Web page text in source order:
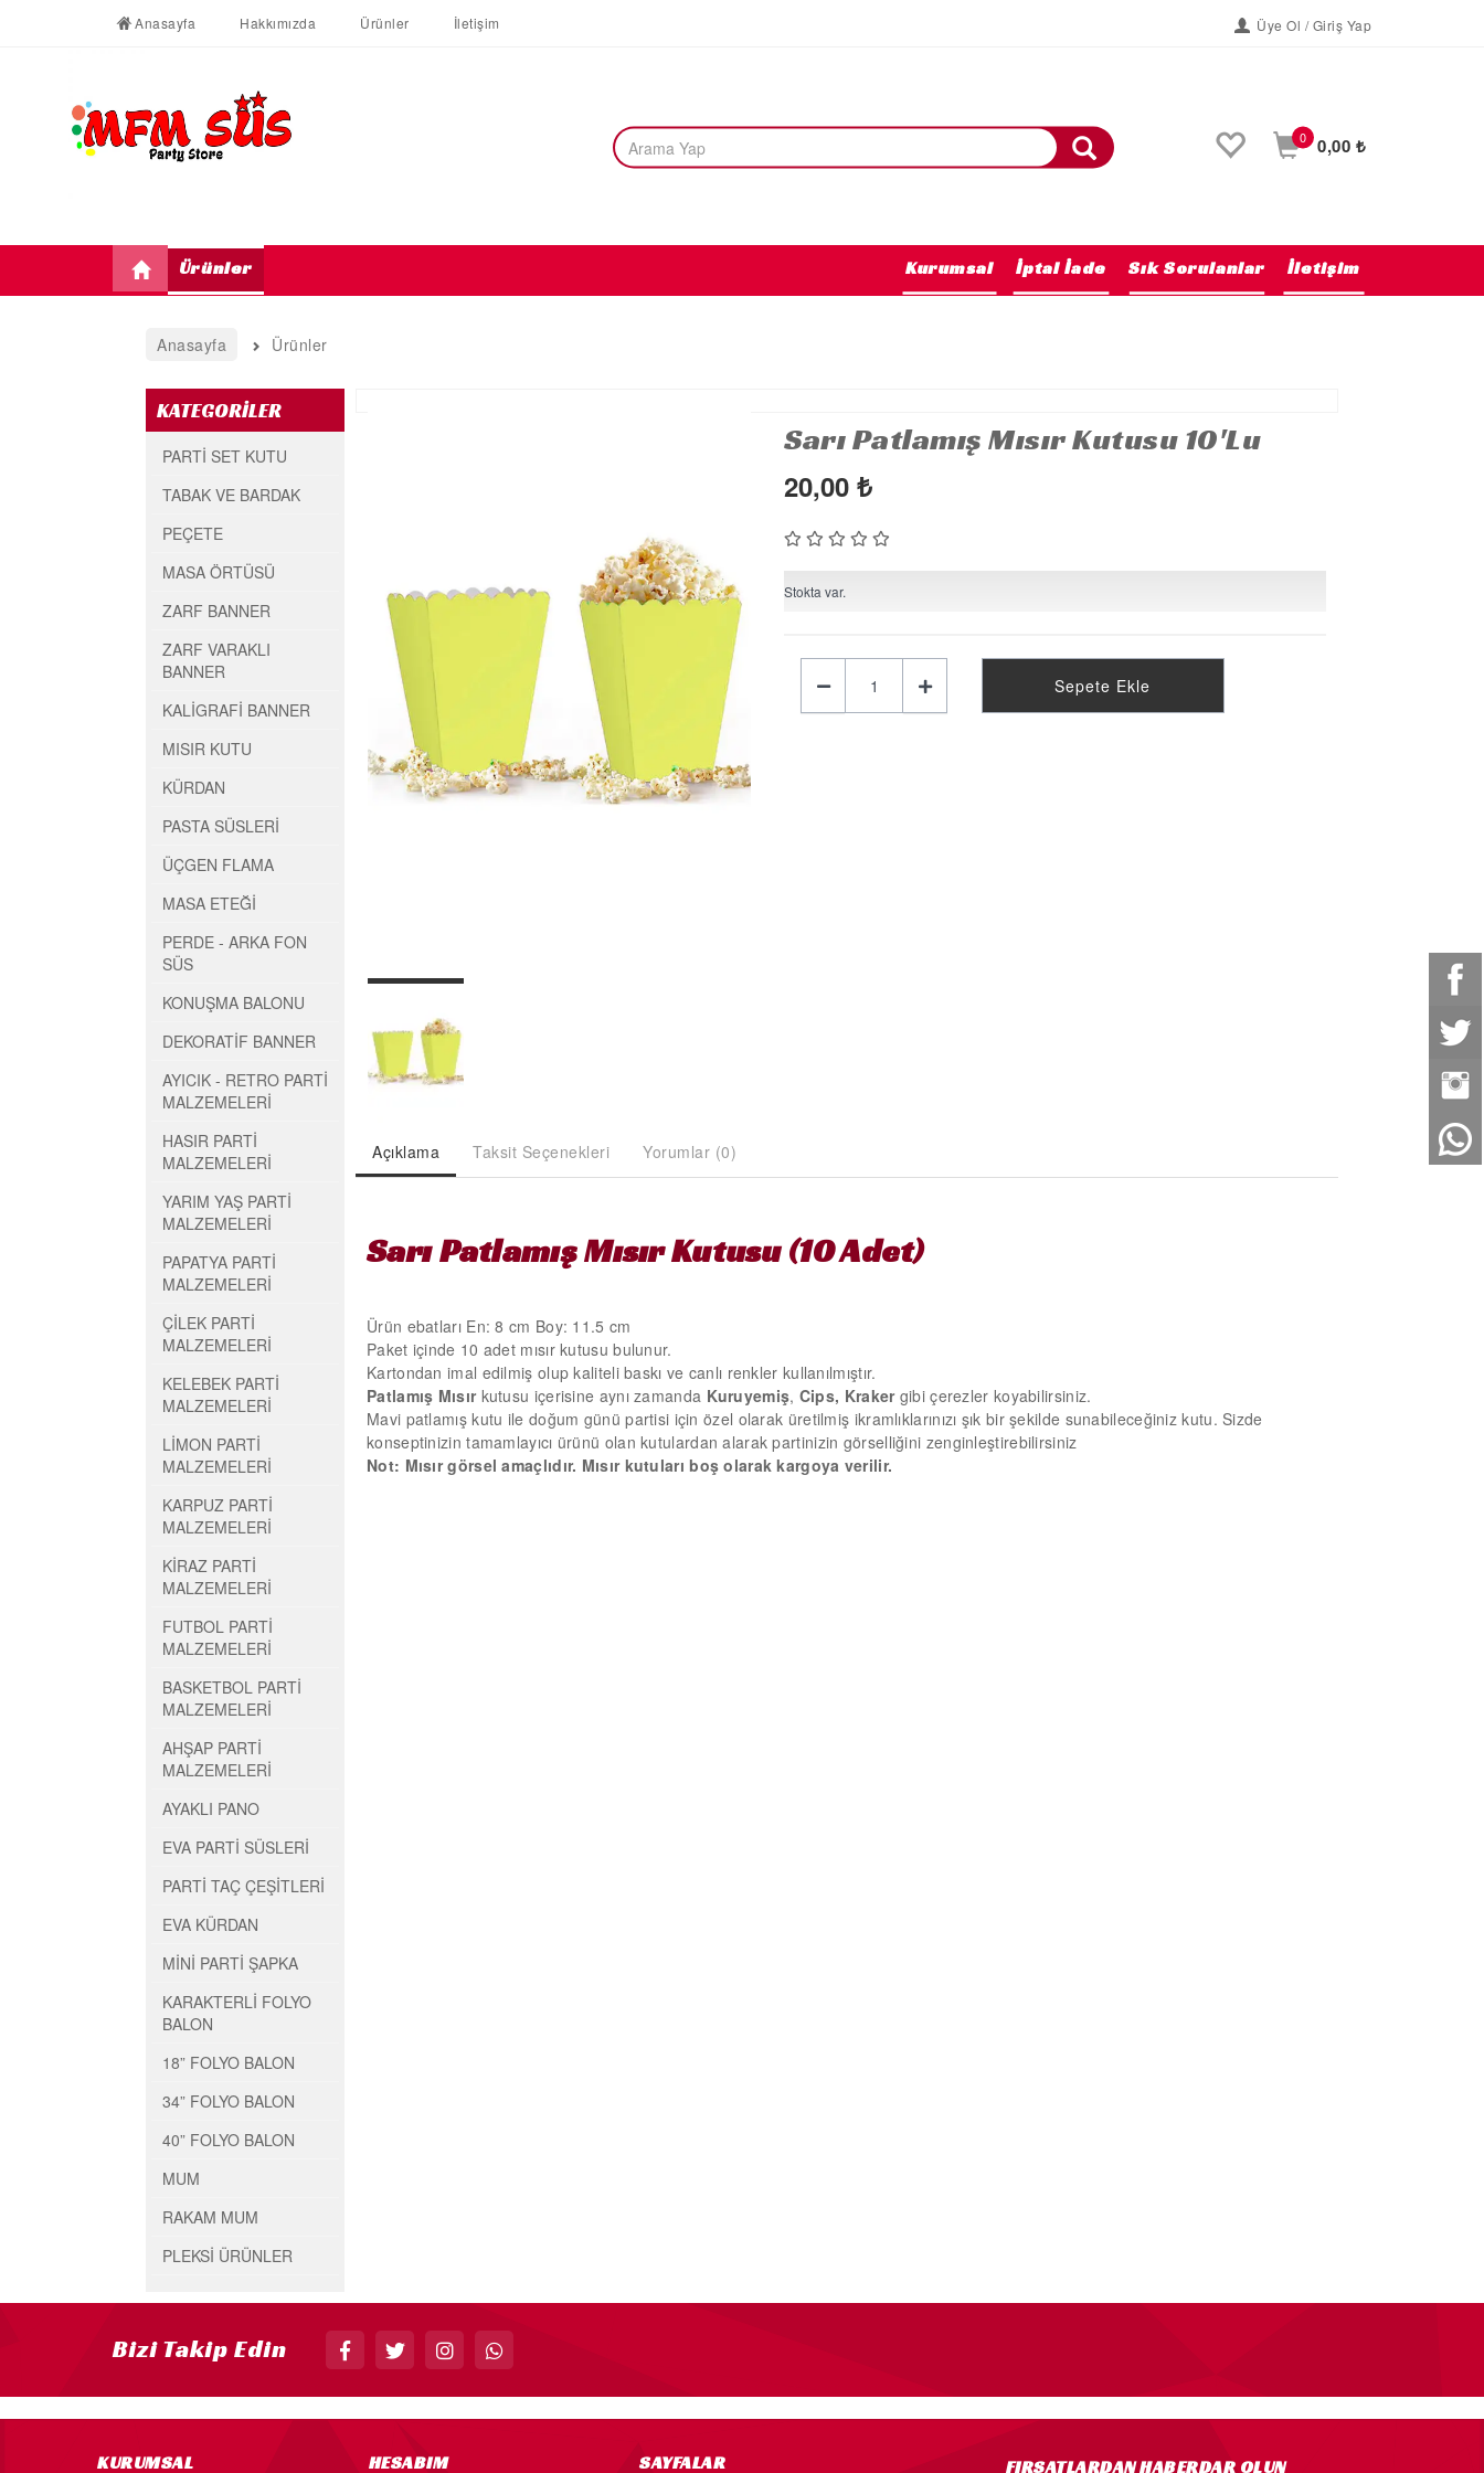
Anasayfa Hakkımızda Ürünler İletişim Üye Ol / Giriş Yap
0 0,00 ₺
Ürünler İletişim
Sık Sorulanlar
İptal İade
Kurumsal
Anasayfa Ürünler
KATEGORİLER
PARTİ SET KUTU
TABAK VE BARDAK
PEÇETE
MASA ÖRTÜSÜ
ZARF BANNER
ZARF VARAKLI
BANNER
KALİGRAFİ BANNER
MISIR KUTU
KÜRDAN
PASTA SÜSLERİ
ÜÇGEN FLAMA
MASA ETEĞİ
PERDE - ARKA FON
SÜS
KONUŞMA BALONU
DEKORATİF BANNER
AYICIK - RETRO PARTİ
MALZEMELERİ
HASIR PARTİ
MALZEMELERİ
YARIM YAŞ PARTİ
MALZEMELERİ
PAPATYA PARTİ
MALZEMELERİ
ÇİLEK PARTİ
MALZEMELERİ
KELEBEK PARTİ
MALZEMELERİ
LİMON PARTİ
MALZEMELERİ
KARPUZ PARTİ
MALZEMELERİ
KİRAZ PARTİ
MALZEMELERİ
FUTBOL PARTİ
MALZEMELERİ
BASKETBOL PARTİ
MALZEMELERİ
AHŞAP PARTİ
MALZEMELERİ
AYAKLI PANO
EVA PARTİ SÜSLERİ
PARTİ TAÇ ÇEŞİTLERİ
EVA KÜRDAN
MİNİ PARTİ ŞAPKA
KARAKTERLİ FOLYO
BALON
18” FOLYO BALON
34” FOLYO BALON
40” FOLYO BALON
MUM
RAKAM MUM
PLEKSİ ÜRÜNLER
Sarı Patlamış Mısır Kutusu 10'Lu
20,00 ₺
Stokta var.
Sepete Ekle
Açıklama Taksit Seçenekleri Yorumlar (0)
Sarı Patlamış Mısır Kutusu (10 Adet)
Ürün ebatları En: 8 cm Boy: 11.5 cm
Paket içinde 10 adet mısır kutusu bulunur.
Kartondan imal edilmiş olup kaliteli baskı ve canlı renkler kullanılmıştır.
Patlamış Mısır kutusu içerisine aynı zamanda Kuruyemiş, Cips, Kraker gibi çerezler koyabilirsiniz.
Mavi patlamış kutu ile doğum günü partisi için özel olarak üretilmiş ikramlıklarınızı şık bir şekilde sunabileceğiniz kutu. Sizde
konseptinizin tamamlayıcı ürünü olan kutulardan alarak partinizin görselliğini zenginleştirebilirsiniz
Not: Mısır görsel amaçlıdır. Mısır kutuları boş olarak kargoya verilir.
Bizi Takip Edin
KURUMSAL HESABIM SAYFALAR FIRSATLARDAN HABERDAR OLUN